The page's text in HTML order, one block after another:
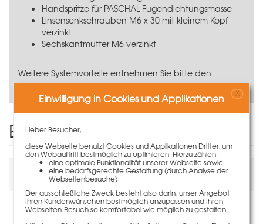
Handspritze für PASCHAL Fugendichtungsmasse
Linsensenkschrauben M6 x 30 mit kleinem Kopf
verzinkt
Sechskantmutter M6 verzinkt
Weitere Systemvorteile entnehmen Sie bitte den
Technischen Informationen.
Einen Kommentar schreiben
Sie müssen angemeldet sein, um einen
Kommentar schreiben zu können.
Es liegen keine Kommentare zu diesem Artikel vor.
Einwilligung in Cookies und Applikationen X
Lieber Besucher,
diese Webseite benutzt Cookies und Applikationen Dritter, um
den Webauftritt bestmöglich zu optimieren. Hierzu zählen:
eine optimale Funktionalität unserer Webseite sowie
eine bedarfsgerechte Gestaltung (durch Analyse der
Webseitenbesuche)
Der ausschließliche Zweck besteht also darin, unser Angebot
Ihren Kundenwünschen bestmöglich anzupassen und Ihren
Webseiten-Besuch so komfortabel wie möglich zu gestalten.